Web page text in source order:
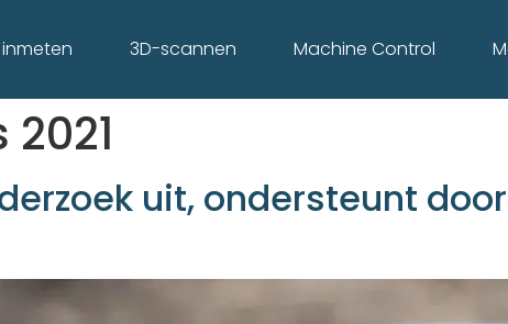
3D-scannen Machine Control
uit, ondersteunt